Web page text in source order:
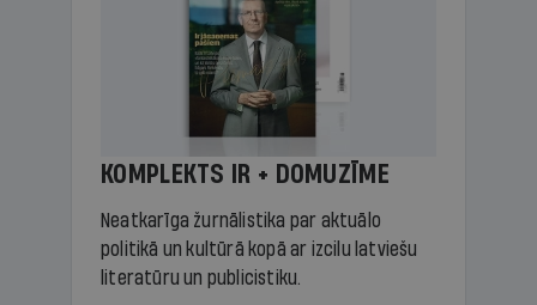
KOMPLEKTS IR + DOMUZĪME
Neatkarīga žurnālistika par aktuālo
politikā un kultūrā kopā ar izcilu latviešu
literatūru un publicistiku.